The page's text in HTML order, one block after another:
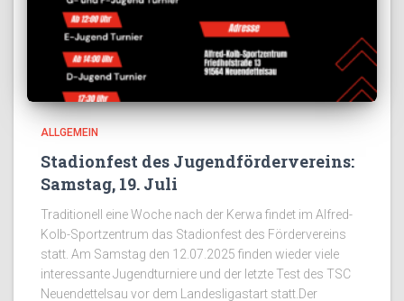
ALLGEMEIN
Stadionfest des Jugendfördervereins:
Samstag, 19. Juli
Traditionell eine Woche nach der Kerwa findet im Alfred-
Kolb-Sportzentrum das Stadionfest des Fördervereins
statt. Am Samstag den 12.07.2025 finden wieder viele
interessante Jugendturniere und der letzte Test des TSC
Neuendettelsau vor dem Landesligastart statt.Der